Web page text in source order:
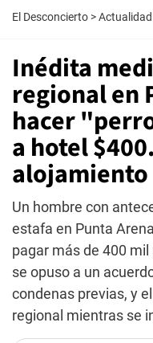
El Desconcierto >Actualidad
Inédita
regional en
hacer
a hotel
alojamiento
Un hombre con
estafa en Punta
pagar más de 400
se opuso a un
condenas previas, y
regional mientras se